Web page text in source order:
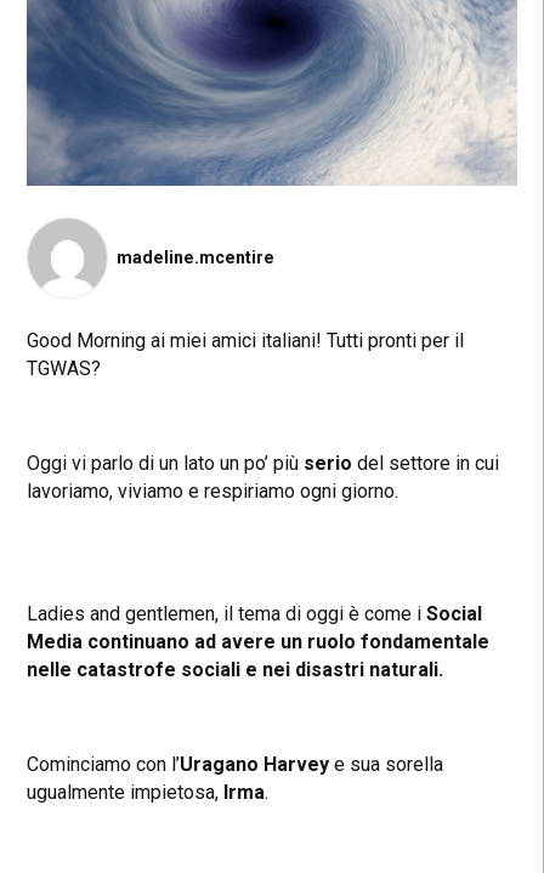
madeline.mcentire
Good Morning ai miei amici italiani! Tutti pronti per il
TGWAS?
Oggi vi parlo di un lato un po’ più serio del settore in cui
lavoriamo, viviamo e respiriamo ogni giorno.
Ladies and gentlemen, il tema di oggi è come iSocial
Media continuano ad avere un ruolo fondamentale
nelle catastrofe sociali e nei disastri naturali.
Cominciamo con l’Uragano Harvey e sua sorella
ugualmente impietosa, Irma.